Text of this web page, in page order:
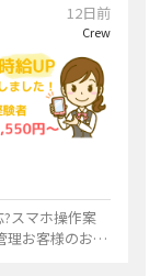
12日前
Crew
スマホ操作案
理お客様のお悩